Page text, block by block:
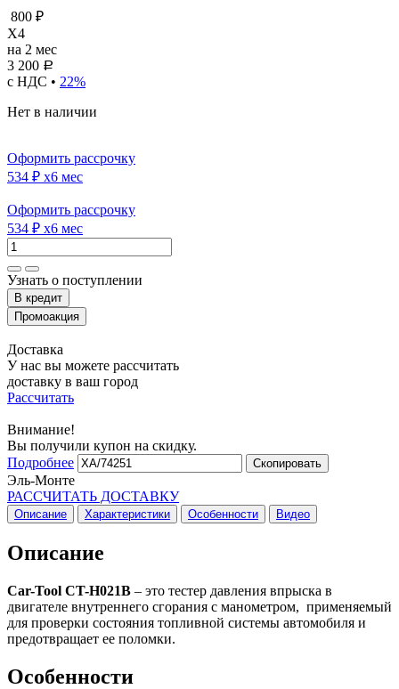
800 ₽
X4
на 2 мес
3 200 Р
с НДС • 22%
Нет в наличии
Оформить рассрочку
534 ₽ x6 мес
Оформить рассрочку
534 ₽ x6 мес
Узнать о поступлении
Доставка
У нас вы можете рассчитать
доставку в ваш город
Рассчитать
Внимание!
Вы получили купон на скидку.
Подробнее
Скопировать
Эль-Монте
РАССЧИТАТЬ ДОСТАВКУ
Описание Характеристики Особенности Видео
Описание
Car-Tool CT-H021B – это тестер давления впрыска в
двигателе внутреннего сгорания с манометром, применяемый
для проверки состояния топливной системы автомобиля и
предотвращает ее поломки.
Особенности